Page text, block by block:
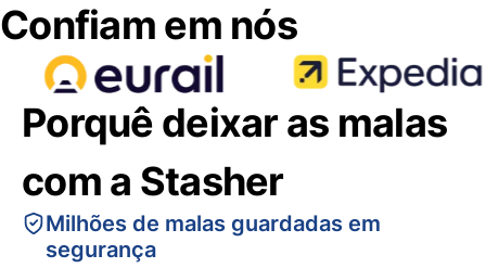
Confiam em nós
Porquê deixar as malas
com a Stasher
Milhões de malas guardadas em
segurança